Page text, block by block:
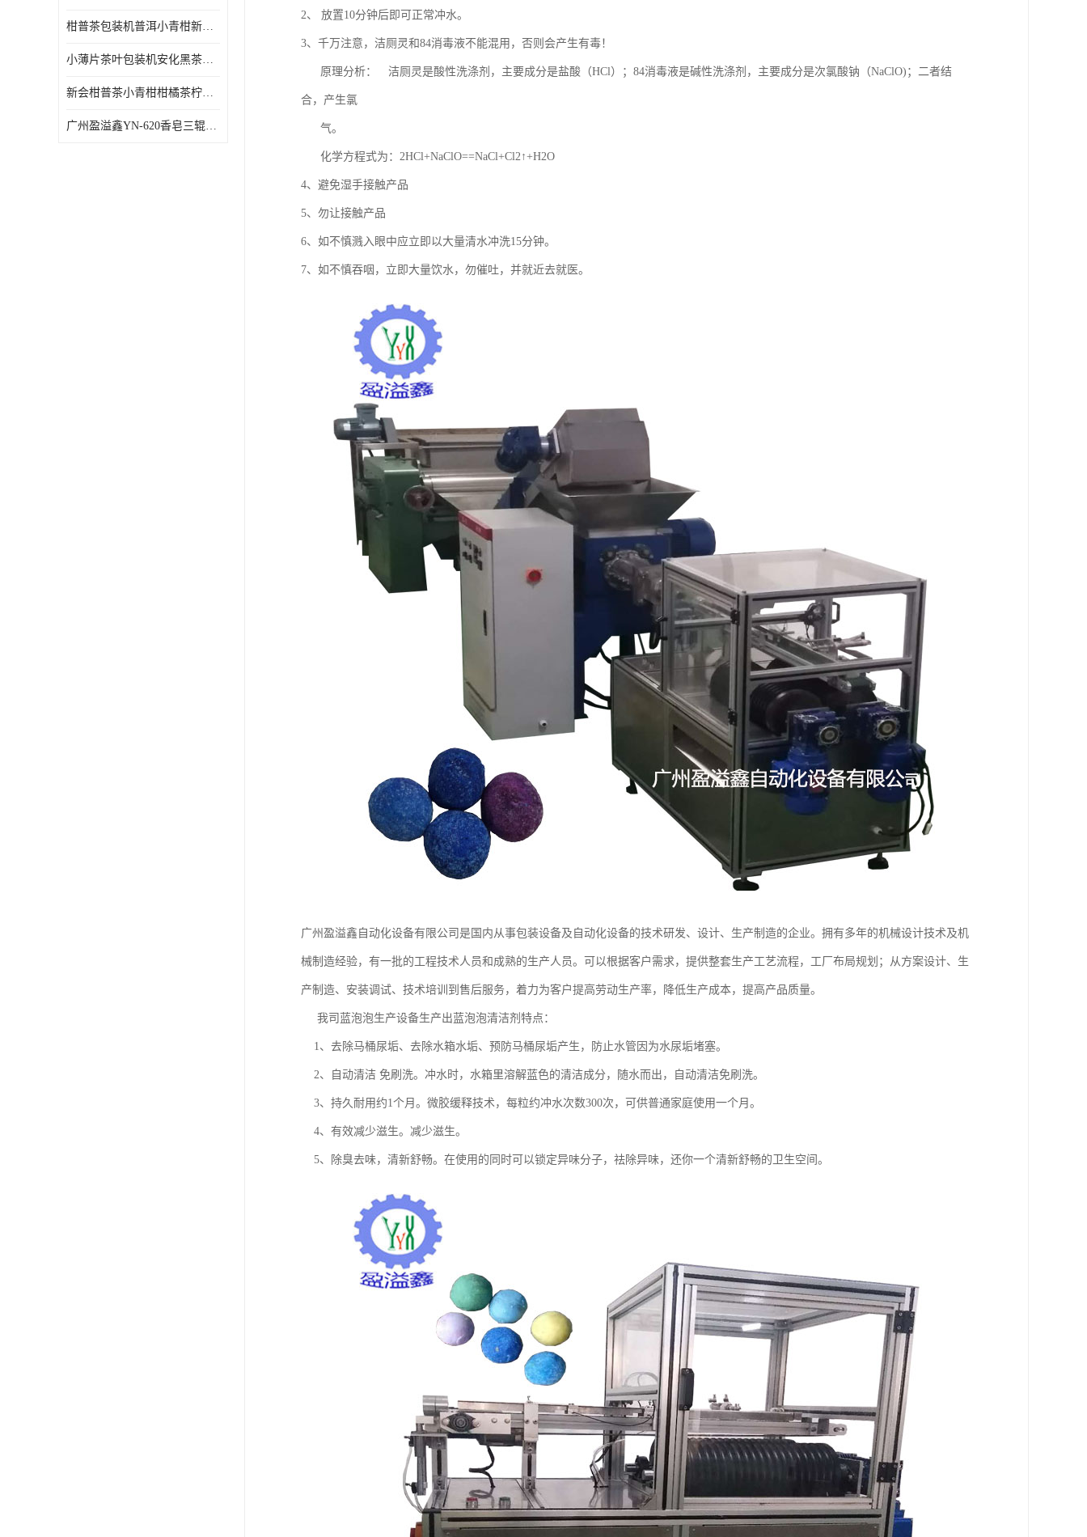
柑普茶包装机普洱小青柑新会甘普茶柠檬茶小沱茶小茶饼茶包
小薄片茶叶包装机安化黑茶小茶饼云南普洱茶生茶自动包装机
新会柑普茶小青柑柑橘茶柠檬茶小金柑自动包装机
广州盈溢鑫YN-620香皂三辊研磨机
2、 放置10分钟后即可正常冲水。
3、千万注意，洁厕灵和84消毒液不能混用，否则会产生有毒！
原理分析： 洁厕灵是酸性洗涤剂，主要成分是盐酸（HCl）；84消毒液是碱性洗涤剂，主要成分是次氯酸钠（NaClO)；二者结
合，产生氯
气。
化学方程式为：2HCl+NaClO==NaCl+Cl2↑+H2O
4、避免湿手接触产品
5、勿让接触产品
6、如不慎溅入眼中应立即以大量清水冲洗15分钟。
7、如不慎吞咽，立即大量饮水，勿催吐，并就近去就医。
广州盈溢鑫自动化设备有限公司是国内从事包装设备及自动化设备的技术研发、设计、生产制造的企业。拥有多年的机械设计技术及机
械制造经验，有一批的工程技术人员和成熟的生产人员。可以根据客户需求，提供整套生产工艺流程，工厂布局规划；从方案设计、生
产制造、安装调试、技术培训到售后服务，着力为客户提高劳动生产率，降低生产成本，提高产品质量。
我司蓝泡泡生产设备生产出蓝泡泡清洁剂特点：
1、去除马桶尿垢、去除水箱水垢、预防马桶尿垢产生，防止水管因为水尿垢堵塞。
2、自动清洁 免刷洗。冲水时，水箱里溶解蓝色的清洁成分，随水而出，自动清洁免刷洗。
3、持久耐用约1个月。微胶缓释技术，每粒约冲水次数300次，可供普通家庭使用一个月。
4、有效减少滋生。减少滋生。
5、除臭去味，清新舒畅。在使用的同时可以锁定异味分子，祛除异味，还你一个清新舒畅的卫生空间。